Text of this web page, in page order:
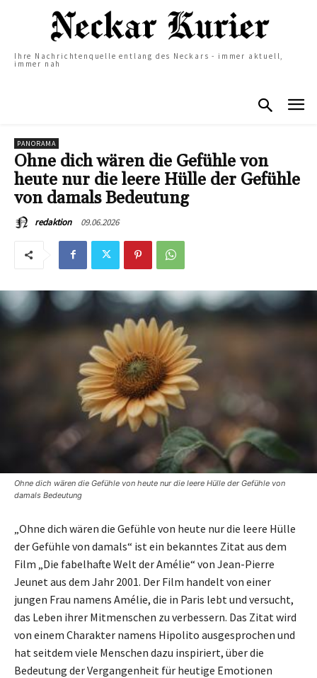
Ihre Nachrichtenquelle entlang des Neckars - immer aktuell,
immer nah
PANORAMA
Ohne dich wären die Gefühle von
heute nur die leere Hülle der Gefühle
von damals Bedeutung
redaktion 09.06.2026
Ohne dich wären die Gefühle von heute nur die leere Hülle der Gefühle von
damals Bedeutung
„Ohne dich wären die Gefühle von heute nur die leere Hülle
der Gefühle von damals“ ist ein bekanntes Zitat aus dem
Film „Die fabelhafte Welt der Amélie“ von Jean-Pierre
Jeunet aus dem Jahr 2001. Der Film handelt von einer
jungen Frau namens Amélie, die in Paris lebt und versucht,
das Leben ihrer Mitmenschen zu verbessern. Das Zitat wird
von einem Charakter namens Hipolito ausgesprochen und
hat seitdem viele Menschen dazu inspiriert, über die
Bedeutung der Vergangenheit für heutige Emotionen